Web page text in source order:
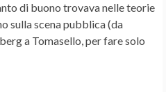
di buono trovava nelle teorie
sulla scena pubblica (da
a Tomasello, per fare solo